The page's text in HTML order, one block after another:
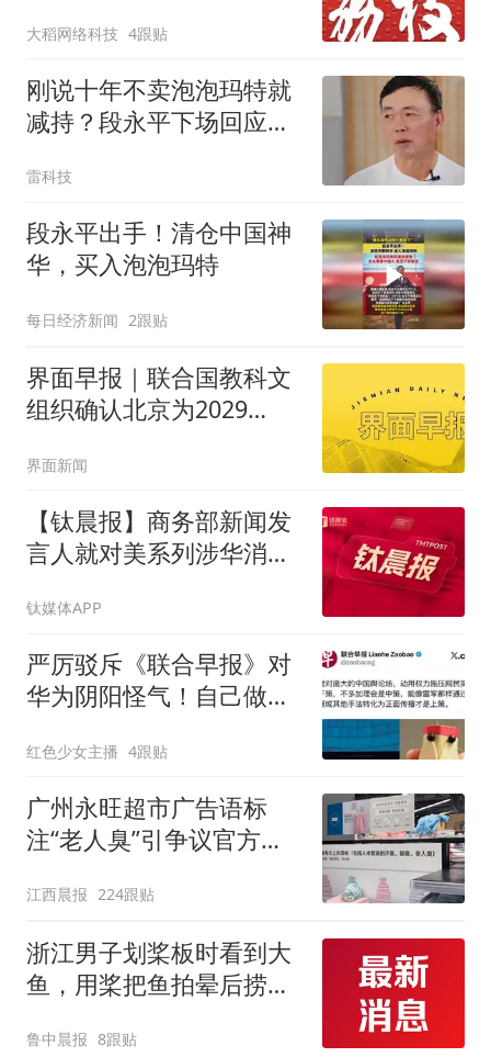
大稻网络科技 4跟贴
刚说十年不卖泡泡玛特就
减持？段永平下场回应，
雷科技
段永平出手！清仓中国神
华，买入泡泡玛特
每日经济新闻 2跟贴
界面早报｜联合国教科文
组织确认北京为2029
政部将发行1250亿美元国
债
界面新闻
【钛晨报】商务部新闻发
言人就对美系列涉华消极
宇树科技开启科创板IPO
初步询价，市场预估IPO
市值或将超400亿元
钛媒体APP
严厉驳斥《联合早报》对
华为阴阳怪气！自己做不
红色少女主播 4跟贴
广州永旺超市广告语标
注“老人臭”引争议官方回
核实完毕后会回电
江西晨报 224跟贴
浙江男子划桨板时看到大
鱼，用桨把鱼拍晕后捞
两，做成红烧辣子鱼块，
鲁中晨报 8跟贴